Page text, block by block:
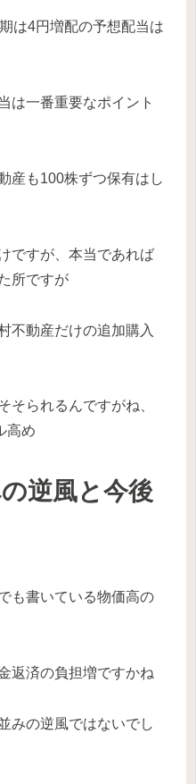
は4円増配の予想配当は
は一番重要なポイント
産も100株ずつ保有はし
ですが、本当であれば
所ですが
不動産だけの追加購入
そられるんですがね、
高め
逆風と今後
も書いている物価高の
返済の負担増ですかね
みの逆風ではないでし